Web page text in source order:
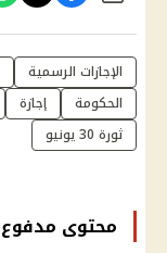
الإجازات الرسمية
الحكومة
إجازة
ثورة 30 يونيو
محتوى مدفوع